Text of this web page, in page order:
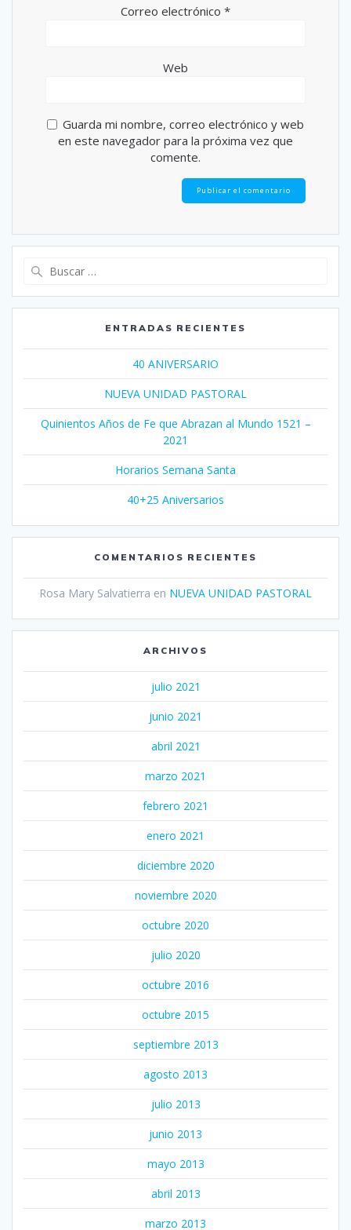
Correo electrónico *
Web
Guarda mi nombre, correo electrónico y web
en este navegador para la próxima vez que
comente.
ENTRADAS RECIENTES
40 ANIVERSARIO
NUEVA UNIDAD PASTORAL
Quinientos Años de Fe que Abrazan al Mundo 1521 –
2021
Horarios Semana Santa
40+25 Aniversarios
COMENTARIOS RECIENTES
Rosa Mary Salvatierra en NUEVA UNIDAD PASTORAL
ARCHIVOS
julio 2021
junio 2021
abril 2021
marzo 2021
febrero 2021
enero 2021
diciembre 2020
noviembre 2020
octubre 2020
julio 2020
octubre 2016
octubre 2015
septiembre 2013
agosto 2013
julio 2013
junio 2013
mayo 2013
abril 2013
marzo 2013